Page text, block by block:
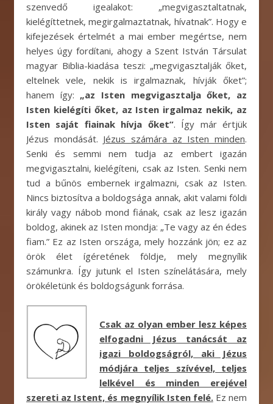
szenvedő igealakot: „megvigasztaltatnak,
kielégíttetnek, megirgalmaztatnak, hívatnak”. Hogy e
kifejezések értelmét a mai ember megértse, nem
helyes úgy fordítani, ahogy a Szent István Társulat
magyar Biblia-kiadása teszi: „megvigasztalják őket,
eltelnek vele, nekik is irgalmaznak, hívják őket”;
hanem így: „az Isten megvigasztalja őket, az
Isten kielégíti őket, az Isten irgalmaz nekik, az
Isten saját fiainak hívja őket”. Így már értjük
Jézus mondását. Jézus számára az Isten minden.
Senki és semmi nem tudja az embert igazán
megvigasztalni, kielégíteni, csak az Isten. Senki nem
tud a bűnös embernek irgalmazni, csak az Isten.
Nincs biztosítva a boldogsága annak, akit valami földi
király vagy nábob mond fiának, csak az lesz igazán
boldog, akinek az Isten mondja: „Te vagy az én édes
fiam.” Ez az Isten országa, mely hozzánk jön; ez az
örök élet ígéretének földje, mely megnyílik
számunkra. Így jutunk el Isten színelátására, mely
örökéletünk és boldogságunk forrása.
Csak az olyan ember lesz képes
elfogadni Jézus tanácsát az
igazi boldogságról, aki Jézus
módjára teljes szívével, teljes
lelkével és minden erejével
szereti az Istent, és megnyílik Isten felé.Ez nem